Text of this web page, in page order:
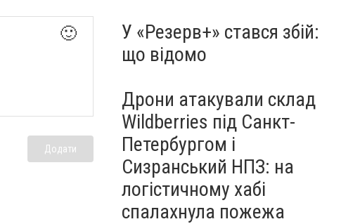
🙂
Додати
У «Резерв+» стався збій:
що відомо
Дрони атакували склад
Wildberries під Санкт-
Петербургом і
Сизранський НПЗ: на
логістичному хабі
спалахнула пожежа